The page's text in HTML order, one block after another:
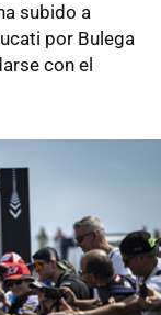
subido a
por Bulega
con el